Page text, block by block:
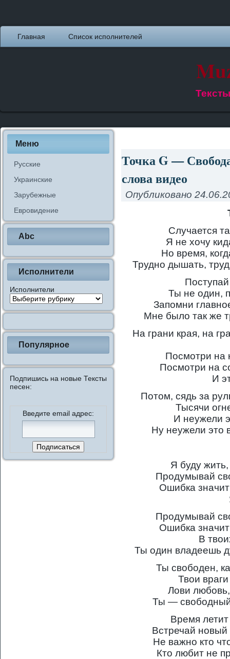
Главная Список исполнителей
Меню
Русские
Украинские
Зарубежные
Евровидение
Abc
Исполнители
Исполнители
Популярное
Подпишись на новые Тексты
песен:
Введите email адрес:
Точка G —
слова видео
Опубликовано
Случается
Я не хочу
Но время,
Трудно дышать,
Ты не один,
Запомни
Мне было так же
На грани края, на
Посмотри на
Посмотри на
И
Потом, сядь за
Тысячи
И неужели
Ну неужели это
Я буду
Продумывай
Ошибка
Продумывай
Ошибка
В
Ты один владеешь
Ты свободен,
Твои
Лови
Ты — свободный
Время
Встречай новый
Не важно кто
Кто любит не